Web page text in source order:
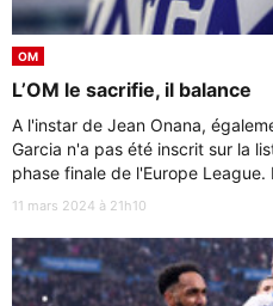
OM
L’OM le sacrifie, il balance
A l'instar de Jean Onana,
Garcia n'a pas été inscrit sur la
phase finale de l'Europe League.
11 mars 2024 à 21h10